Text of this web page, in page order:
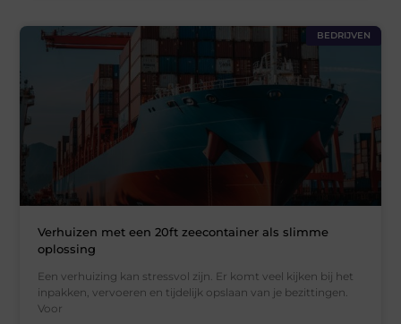
BEDRIJVEN
Verhuizen met een 20ft zeecontainer als slimme
oplossing
Een verhuizing kan stressvol zijn. Er komt veel kijken bij het
inpakken, vervoeren en tijdelijk opslaan van je bezittingen.
Voor